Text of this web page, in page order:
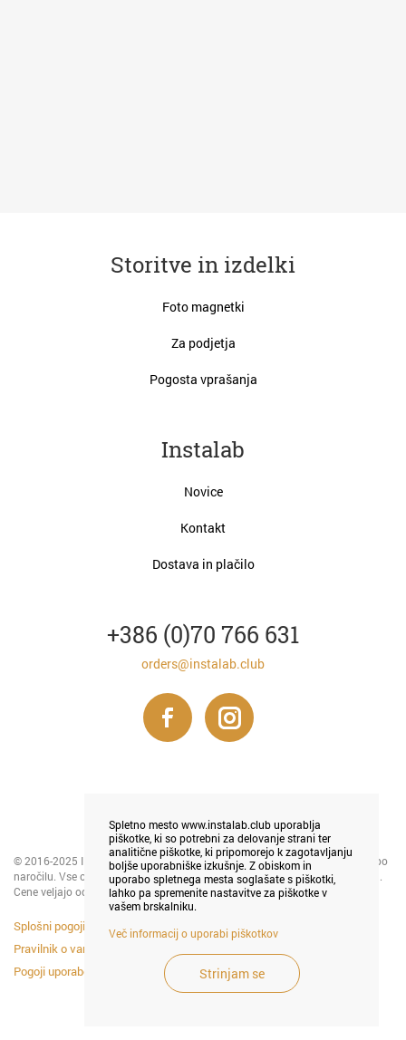
Storitve in izdelki
Foto magnetki
Za podjetja
Pogosta vprašanja
Instalab
Novice
Kontakt
Dostava in plačilo
+386 (0)70 766 631
orders@instalab.club
© 2016-2025 INSTALAB LJUBLJANA - tiskanje in prodaja foto magnetkov po
naročilu. Vse cene so v € in ne vključujejo DDV na podlagi 94. člena ZDDV-1.
Cene veljajo od 1. 5. 2024 in izražajo trenutno veljavno akcijo.
Splošni pogoji poslovanja
Pravilnik o varstvu osebnih podatkov
Pogoji uporabe piškotkov
Spletno mesto www.instalab.club uporablja
piškotke, ki so potrebni za delovanje strani ter
analitične piškotke, ki pripomorejo k zagotavljanju
boljše uporabniške izkušnje. Z obiskom in
uporabo spletnega mesta soglašate s piškotki,
lahko pa spremenite nastavitve za piškotke v
vašem brskalniku.
Več informacij o uporabi piškotkov
Strinjam se